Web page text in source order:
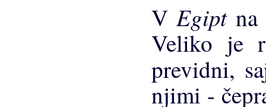
VEgipt
Veliko je
previdni,
njimi -